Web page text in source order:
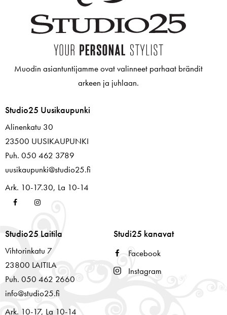
Muodin asiantuntijamme ovat valinneet parhaat brändit
arkeen ja juhlaan.
Studio25 Uusikaupunki
Alinenkatu 30
23500 UUSIKAUPUNKI
Puh. 050 462 3789
uusikaupunki@studio25.fi
Ark. 10-17.30, La 10-14
Studio25 Laitila
Vihtorinkatu 7
23800 LAITILA
Puh. 050 462 2660
info@studio25.fi
Ark. 10-17, La 10-14
Studi25 kanavat
Facebook
Instagram